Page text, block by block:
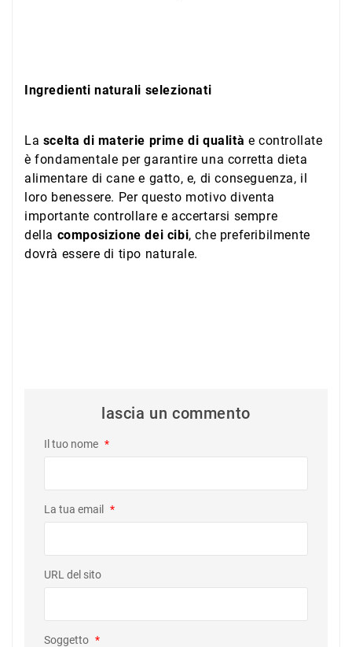
Ingredienti naturali selezionati
La scelta di materie prime di qualità e controllate
è fondamentale per garantire una corretta dieta
alimentare di cane e gatto, e, di conseguenza, il
loro benessere. Per questo motivo diventa
importante controllare e accertarsi sempre
della composizione dei cibi, che preferibilmente
dovrà essere di tipo naturale.
lascia un commento
Il tuo nome *
La tua email *
URL del sito
Soggetto *